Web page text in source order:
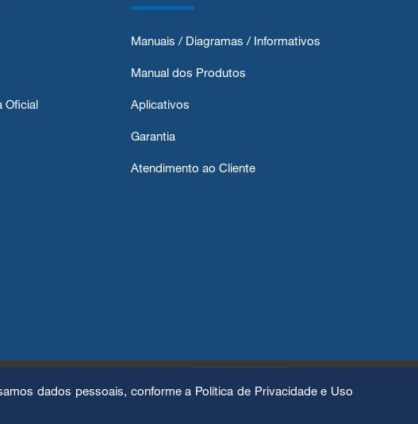
Oficial
Manuais / Diagramas / Informativos
Manual dos Produtos
Aplicativos
Garantia
Atendimento ao Cliente
dados pessoais, conforme a Política de Privacidade e Uso